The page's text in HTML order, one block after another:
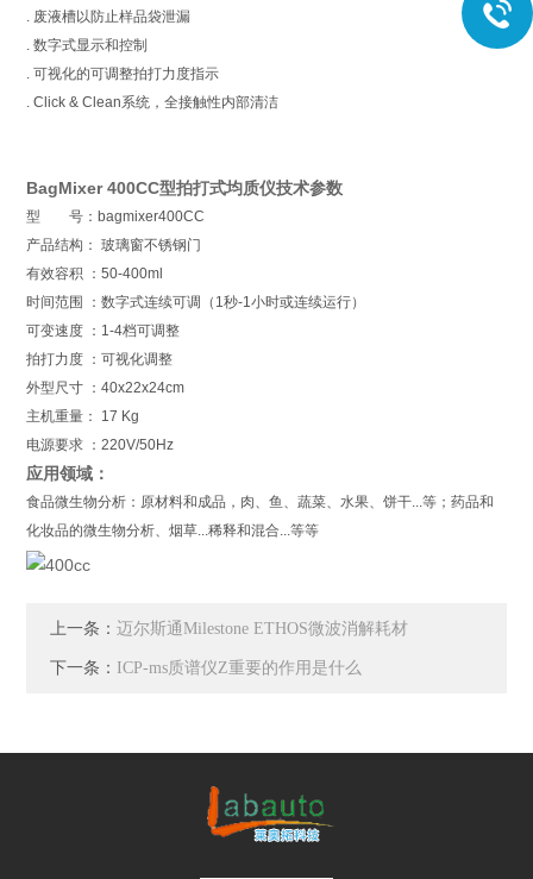
. 废液槽以防止样品袋泄漏
. 数字式显示和控制
. 可视化的可调整拍打力度指示
. Click & Clean系统，全接触性内部清洁
BagMixer 400CC型拍打式均质仪技术参数
型 号：bagmixer400CC
产品结构： 玻璃窗不锈钢门
有效容积 ：50-400ml
时间范围 ：数字式连续可调（1秒-1小时或连续运行）
可变速度 ：1-4档可调整
拍打力度 ：可视化调整
外型尺寸 ：40x22x24cm
主机重量： 17 Kg
电源要求 ：220V/50Hz
应用领域：
食品微生物分析：原材料和成品，肉、鱼、蔬菜、水果、饼干...等；药品和
化妆品的微生物分析、烟草...稀释和混合...等等
上一条：迈尔斯通Milestone ETHOS微波消解耗材
下一条： ICP-ms质谱仪Z重要的作用是什么